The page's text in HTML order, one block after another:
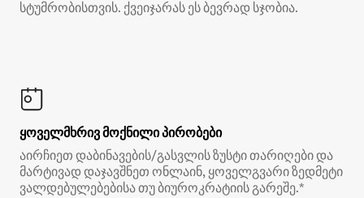
სტუმრობისთვის. ქვეიჯარას ეს ბევრად სჯობია.
ყოველმხრივ მოქნილი პირობები
აირჩიეთ დაბინავების/გასვლის ზუსტი თარიღები და
მარტივად დაჯავშნეთ ონლაინ, ყოველგვარი ზედმეტი
ვალდებულებებისა თუ ბიუროკრატიის გარეშე.*